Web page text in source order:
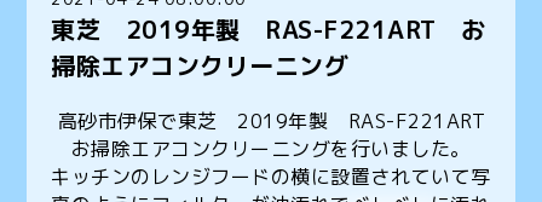
東芝 2019年製 RAS-F221ART お
掃除エアコンクリーニング
高砂市伊保で東芝 2019年製 RAS-F221ART
お掃除エアコンクリーニングを行いました。
キッチンのレンジフードの横に設置されていて写